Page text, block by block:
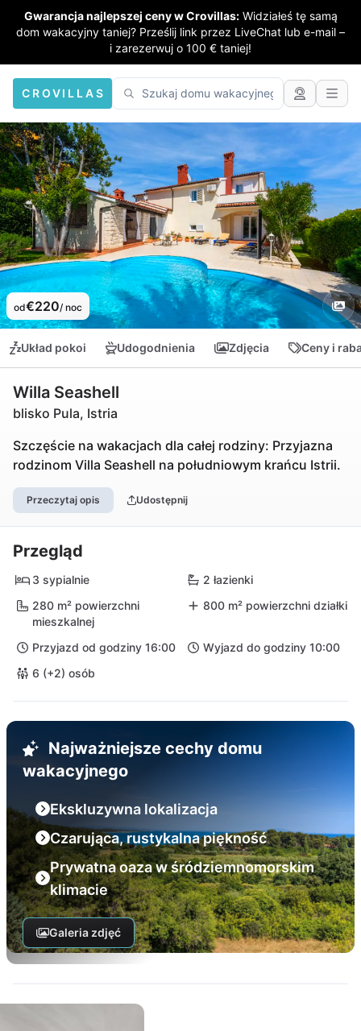
Gwarancja najlepszej ceny w Crovillas: Widziałeś tę samą
dom wakacyjny taniej? Prześlij link przez LiveChat lub e-mail –
i zarezerwuj o 100 € taniej!
CROVILLAS
od€220/ noc
Układ pokoi Udogodnienia Zdjęcia Ceny i
Willa Seashell
blisko Pula, Istria
Szczęście na wakacjach dla całej rodziny: Przyjazna
rodzinom Villa Seashell na południowym krańcu Istrii.
Przeczytaj opis Udostępnij
Przegląd
3 sypialnie
2 łazienki
280 m² powierzchni
mieszkalnej
800 m² powierzchni działki
Przyjazd od godziny 16:00
Wyjazd do godziny 10:00
6 (+2) osób
Najważniejsze cechy domu
wakacyjnego
Ekskluzywna lokalizacja
Czarująca, rustykalna piękność
Prywatna oaza w śródziemnomorskim
klimacie
Galeria zdjęć